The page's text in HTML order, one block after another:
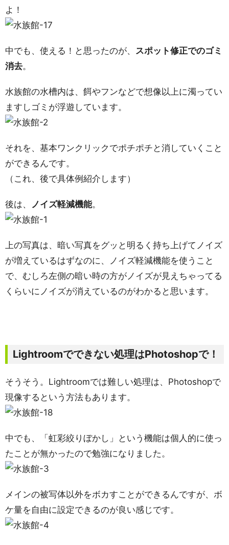
よ！
中でも、使える！と思ったのが、 スポット修正でのゴミ
消去。
水族館の水槽内は、餌やフンなどで想像以上に濁ってい
ますしゴミが浮遊しています。
それを、基本ワンクリックでポチポチと消していくこと
ができるんです。
（これ、後で具体例紹介します）
後は、 ノイズ軽減機能。
上の写真は、暗い写真をグッと明るく持ち上げてノイズ
が増えているはずなのに、ノイズ軽減機能を使うこと
で、むしろ左側の暗い時の方がノイズが見えちゃってる
くらいにノイズが消えているのがわかると思います。
Lightroomでできない処理はPhotoshopで！
そうそう。Lightroomでは難しい処理は、Photoshopで
現像するという方法もあります。
中でも、「虹彩絞りぼかし」という機能は個人的に使っ
たことが無かったので勉強になりました。
メインの被写体以外をボカすことができるんですが、ボ
ケ量を自由に設定できるのが良い感じです。